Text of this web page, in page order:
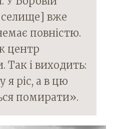
селище] вже
повністю.
центр
Так і виходить:
я ріс, а в цю
помирати».